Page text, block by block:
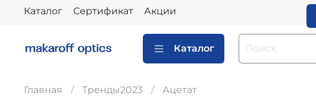
Каталог Сертификат Акции
Каталог
Главная Тренды2023 Ацетат